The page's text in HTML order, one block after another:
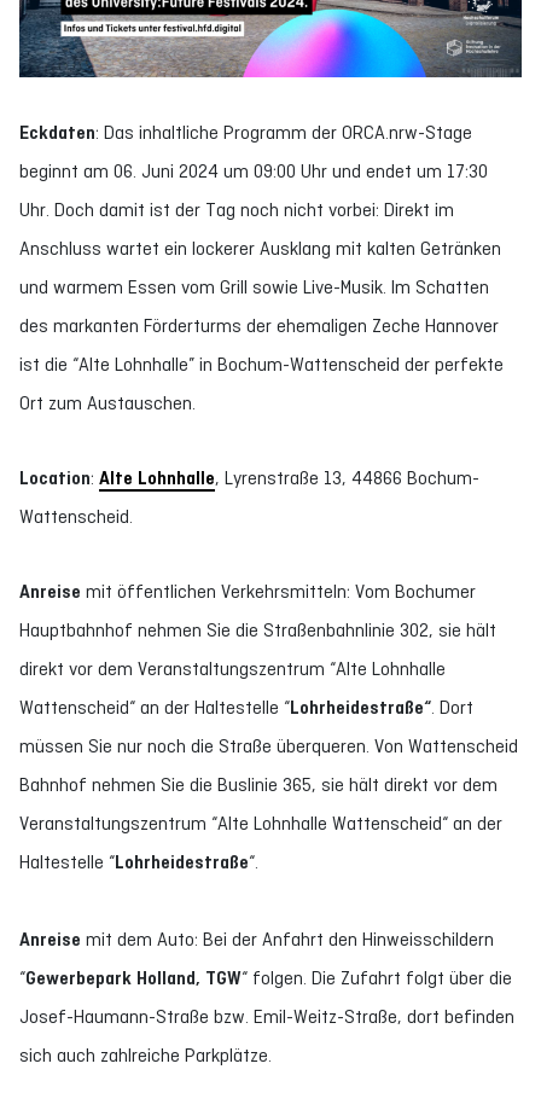
Eckdaten: Das inhaltliche Programm der ORCA.nrw-Stage
beginnt am 06. Juni 2024 um 09:00 Uhr und endet um 17:30
Uhr. Doch damit ist der Tag noch nicht vorbei: Direkt im
Anschluss wartet ein lockerer Ausklang mit kalten Getränken
und warmem Essen vom Grill sowie Live-Musik. Im Schatten
des markanten Förderturms der ehemaligen Zeche Hannover
ist die “Alte Lohnhalle” in Bochum-Wattenscheid der perfekte
Ort zum Austauschen.
Location: Alte Lohnhalle, Lyrenstraße 13, 44866 Bochum-
Wattenscheid.
Anreise mit öffentlichen Verkehrsmitteln: Vom Bochumer
Hauptbahnhof nehmen Sie die Straßenbahnlinie 302, sie hält
direkt vor dem Veranstaltungszentrum “Alte Lohnhalle
Wattenscheid“ an der Haltestelle “Lohrheidestraße“ . Dort
müssen Sie nur noch die Straße überqueren. Von Wattenscheid
Bahnhof nehmen Sie die Buslinie 365, sie hält direkt vor dem
Veranstaltungszentrum “Alte Lohnhalle Wattenscheid“ an der
Haltestelle “Lohrheidestraße“.
Anreise mit dem Auto: Bei der Anfahrt den Hinweisschildern
“Gewerbepark Holland, TGW“ folgen. Die Zufahrt folgt über die
Josef-Haumann-Straße bzw. Emil-Weitz-Straße, dort befinden
sich auch zahlreiche Parkplätze.